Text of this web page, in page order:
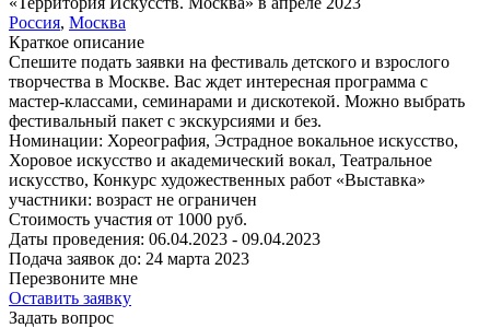
Россия, Москва
Краткое описание
Спешите подать заявки на фестиваль детского и взрослого
творчества в Москве. Вас ждет интересная программа с
мастер-классами, семинарами и дискотекой. Можно выбрать
фестивальный пакет с экскурсиями и без.
Номинации: Хореография, Эстрадное вокальное искусство,
Хоровое искусство и академический вокал, Театральное
искусство, Конкурс художественных работ «Выставка»
участники: возраст не ограничен
Стоимость участия от 1000 руб.
Даты проведения: 06.04.2023 - 09.04.2023
Подача заявок до: 24 марта 2023
Перезвоните мне
Оставить заявку
Задать вопрос